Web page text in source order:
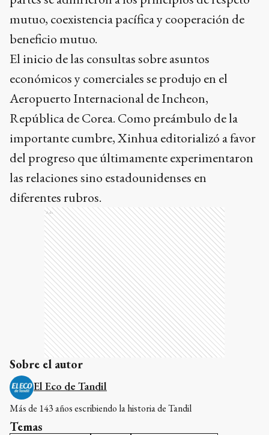
mutuo, coexistencia pacífica y cooperación de
beneficio mutuo.
El inicio de las consultas sobre asuntos
económicos y comerciales se produjo en el
Aeropuerto Internacional de Incheon,
República de Corea. Como preámbulo de la
importante cumbre, Xinhua editorializó a favor
del progreso que últimamente experimentaron
las relaciones sino estadounidenses en
diferentes rubros.
Ads
Sobre el autor
El Eco de Tandil
Más de 143 años escribiendo la historia de Tandil
Temas